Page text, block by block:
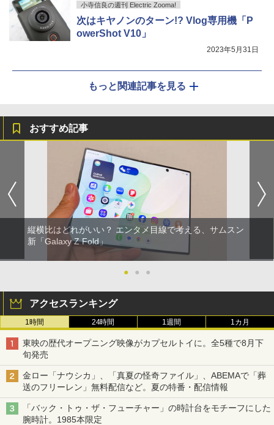
小寺信良の週刊 Electric Zooma!
次はキヤノンのターン!? Vlog専用機「P
owerShot V10」
2023年5月31日
もっと関連記事を見る
おすすめ記事
縦横比はどれがいい？ エンタメ目線で考える、サムスン
新「Galaxy Z Fold」
● ● ●
アクセスランキング
1時間 24時間 1週間 1カ月
東映の歴代オープニング映像がカプセルトイに。全5種で8月下
旬発売
金ロー「ナウシカ」、「真夏の怪奇ファイル」、ABEMAで「葬
送のフリーレン」無料配信など。夏の特番・配信情報
「バック・トゥ・ザ・フューチャー」の時計台をモチーフにした
腕時計。1985本限定